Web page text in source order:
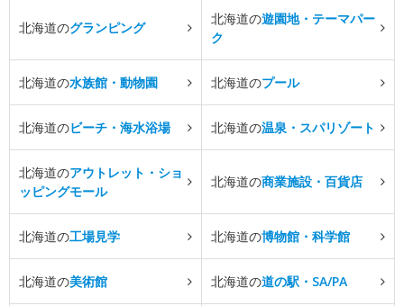
北海道のグランピング
北海道の遊園地・テーマパー
ク
北海道の水族館・動物園 北海道のプール
北海道のビーチ・海水浴場 北海道の温泉・スパリゾート
北海道のアウトレット・ショ
ッピングモール
北海道の商業施設・百貨店
北海道の工場見学 北海道の博物館・科学館
北海道の美術館 北海道の道の駅・SA/PA